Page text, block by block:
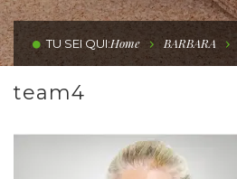
TU SEI QUI:Home BARBARA
team4